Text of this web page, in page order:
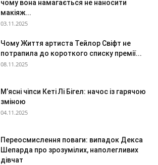
чому вона намагається не наносити
макіяж...
03.11.2025
Чому Життя артиста Тейлор Свіфт не
потрапила до короткого списку премії...
08.11.2025
М’ясні чіпси Кеті Лі Бігел: начос із гарячою
зміною
04.11.2025
Переосмислення поваги: випадок Декса
Шепарда про зрозумілих, наполегливих
дівчат